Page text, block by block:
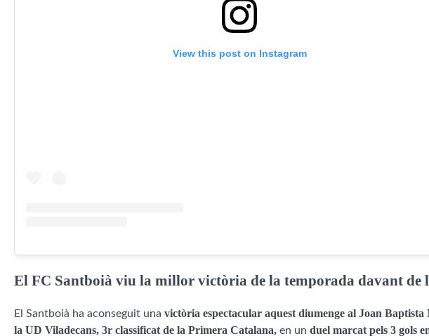
View this post on Instagram
El FC Santboià viu la millor victòria de la temporada davant de
El Santboià ha aconseguit una victòria espectacular aquest diumenge al Joan Baptista
la UD Viladecans, 3r classificat de la Primera Catalana, en un duel marcat pels 3 gols